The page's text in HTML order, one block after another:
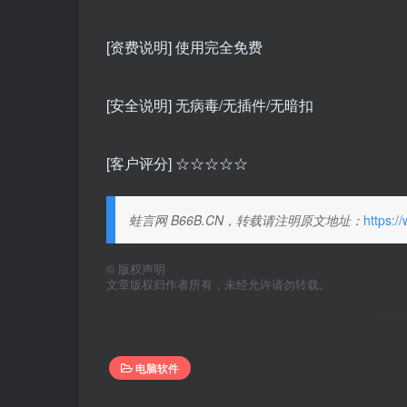
[资费说明] 使用完全免费
[安全说明] 无病毒/无插件/无暗扣
[客户评分] ☆☆☆☆☆
蛙言网 B66B.CN，转载请注明原文地址： https://
© 版权声明
文章版权归作者所有，未经允许请勿转载。
电脑软件